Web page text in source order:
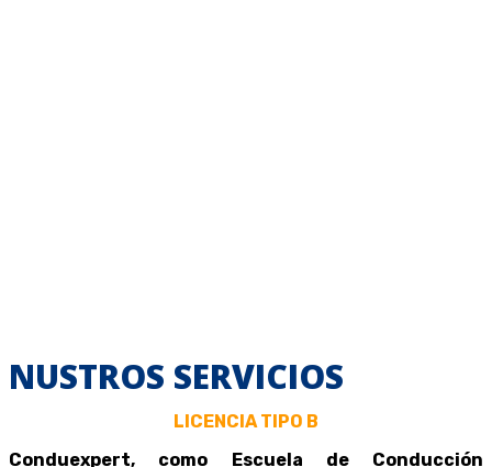
NUSTROS SERVICIOS
LICENCIA TIPO B
Conduexpert, como Escuela de Conducción